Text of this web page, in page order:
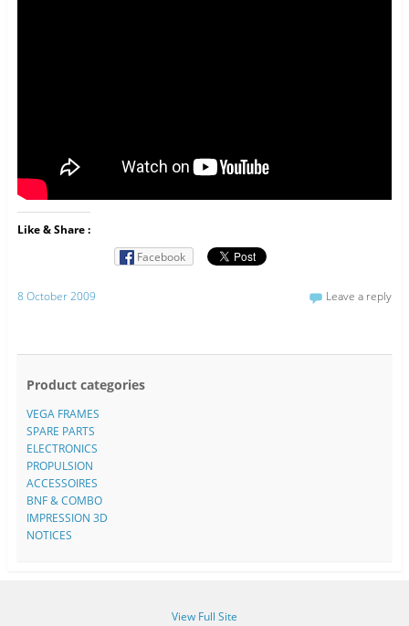
Like & Share :
Facebook
8 October 2009 Leave a reply
Product categories
VEGA FRAMES
SPARE PARTS
ELECTRONICS
PROPULSION
ACCESSOIRES
BNF & COMBO
IMPRESSION 3D
NOTICES
View Full Site